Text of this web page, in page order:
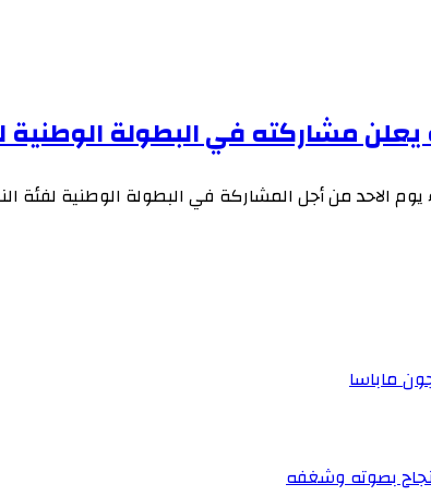
مشاركته في البطولة الوطنية
يوم الاحد من أجل المشاركة في البطولة الوطنية لفئة
ماباسا
بصوته وشغفه